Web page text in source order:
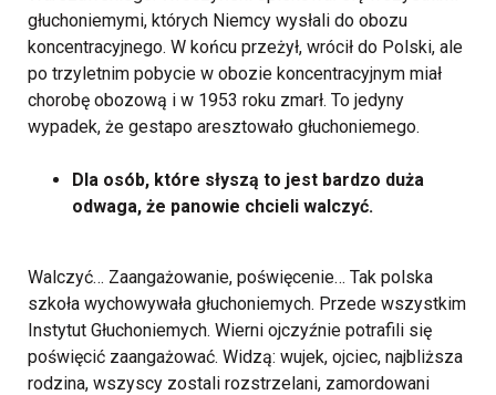
głuchoniemymi, których Niemcy wysłali do obozu
koncentracyjnego. W końcu przeżył, wrócił do Polski, ale
po trzyletnim pobycie w obozie koncentracyjnym miał
chorobę obozową i w 1953 roku zmarł. To jedyny
wypadek, że gestapo aresztowało głuchoniemego.
Dla osób, które słyszą to jest bardzo duża
odwaga, że panowie chcieli walczyć.
Walczyć… Zaangażowanie, poświęcenie… Tak polska
szkoła wychowywała głuchoniemych. Przede wszystkim
Instytut Głuchoniemych. Wierni ojczyźnie potrafili się
poświęcić zaangażować. Widzą: wujek, ojciec, najbliższa
rodzina, wszyscy zostali rozstrzelani, zamordowani